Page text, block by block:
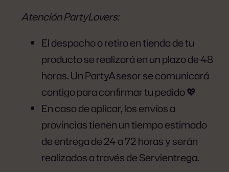
Atención PartyLovers:
El despacho o retiro en tienda de tu
producto se realizará en un plazo de 48
horas. Un PartyAsesor se comunicará
contigo para confirmar tu pedido 💖
En caso de aplicar, los envíos a
provincias tienen un tiempo estimado
de entrega de 24 a 72 horas y serán
realizados a través de Servientrega.